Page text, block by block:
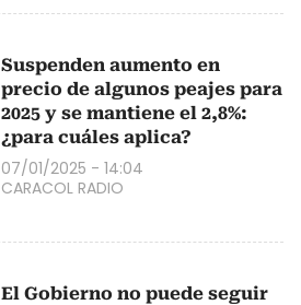
Suspenden aumento en
precio de algunos peajes para
2025 y se mantiene el 2,8%:
¿para cuáles aplica?
07/01/2025 - 14:04
CARACOL RADIO
El Gobierno no puede seguir